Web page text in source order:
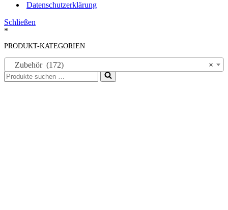
Datenschutzerklärung
Schließen
*
PRODUKT-KATEGORIEN
×
Zubehör (172)
Suchen
nach …